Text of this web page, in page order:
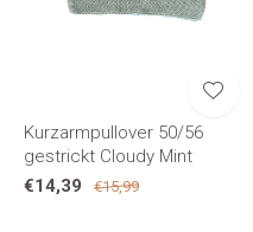
Kurzarmpullover 50/56
gestrickt Cloudy Mint
€14,39
€15,99